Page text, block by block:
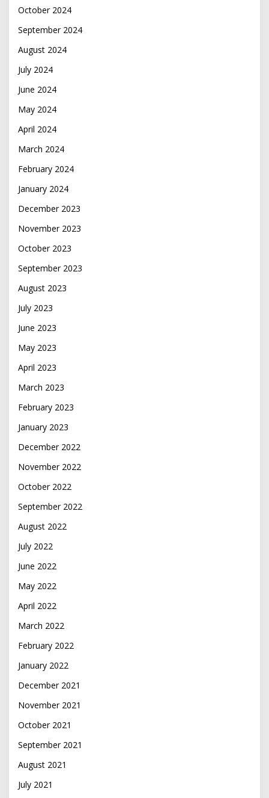
October 2024
September 2024
August 2024
July 2024
June 2024
May 2024
April 2024
March 2024
February 2024
January 2024
December 2023
November 2023
October 2023
September 2023
August 2023
July 2023
June 2023
May 2023
April 2023
March 2023
February 2023
January 2023
December 2022
November 2022
October 2022
September 2022
August 2022
July 2022
June 2022
May 2022
April 2022
March 2022
February 2022
January 2022
December 2021
November 2021
October 2021
September 2021
August 2021
July 2021